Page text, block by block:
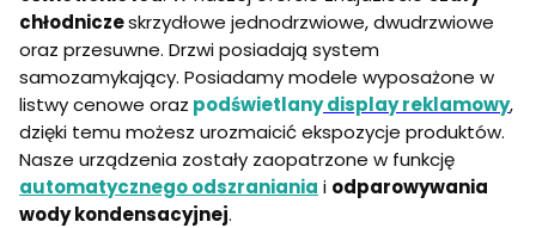
chłodniczeskrzydłowe jednodrzwiowe, dwudrzwiowe
oraz przesuwne. Drzwi posiadają system
samozamykający. Posiadamy modele wyposażone w
listwy cenowe oraz podświetlanydisplay reklamowy,
dzięki temu możesz urozmaicić ekspozycje produktów.
Nasze urządzenia zostały zaopatrzone w funkcję
automatycznego odszraniania i odparowywania
wody kondensacyjnej.